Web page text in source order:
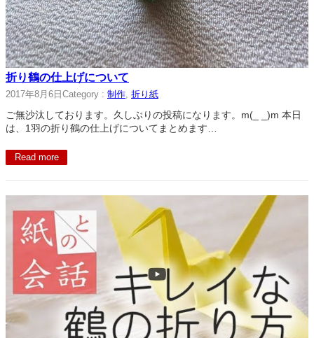
折り鶴の仕上げについて
2017年8月6日 Category : 制作, 折り紙
ご無沙汰しております。久しぶりの投稿になります。m(_ _)m 本日
は、1羽の折り鶴の仕上げについてまとめます…
Read more